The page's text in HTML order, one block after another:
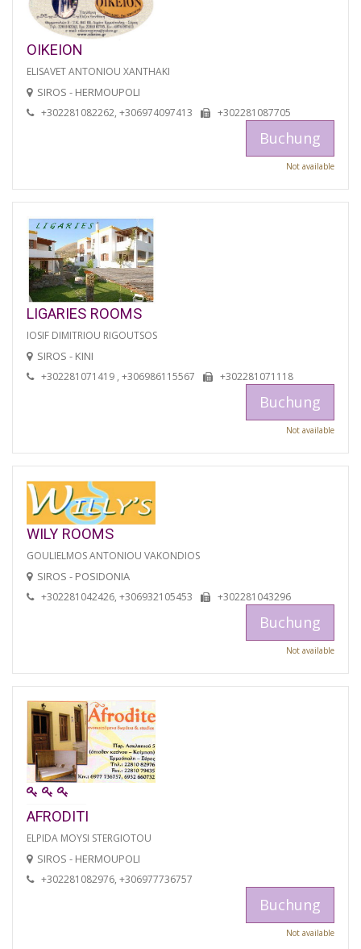
OIKEION
ELISAVET ANTONIOU XANTHAKI
SIROS - HERMOUPOLI
+302281082262, +306974097413 +302281087705
Buchung
Not available
LIGARIES ROOMS
IOSIF DIMITRIOU RIGOUTSOS
SIROS - KINI
+302281071419 , +306986115567 +302281071118
Buchung
Not available
WILY ROOMS
GOULIELMOS ANTONIOU VAKONDIOS
SIROS - POSIDONIA
+302281042426, +306932105453 +302281043296
Buchung
Not available
AFRODITI
ELPIDA MOYSI STERGIOTOU
SIROS - HERMOUPOLI
+302281082976, +306977736757
Buchung
Not available